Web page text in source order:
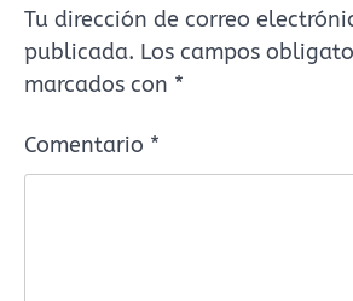
Tu dirección de correo
publicada. Los campos
marcados con *
Comentario *